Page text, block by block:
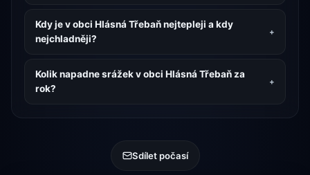
Kdy je v obci Hlásná Třebaň nejtepleji a kdy
nejchladněji?
Kolik napadne srážek v obci Hlásná Třebaň za
rok?
Sdílet počasí